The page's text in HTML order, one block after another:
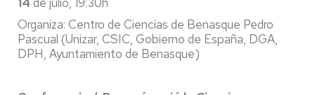
Organiza: Centro de Ciencias de Benasque Pedro
Pascual (Unizar, CSIC, Gobierno de España, DGA,
DPH, Ayuntamiento de Benasque)